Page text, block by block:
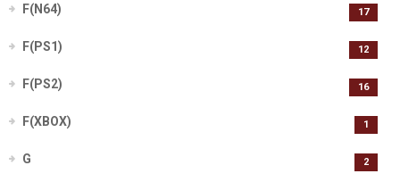
F(N64) 17
F(PS1) 12
F(PS2) 16
F(XBOX) 1
G 2